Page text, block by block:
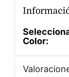
Color: